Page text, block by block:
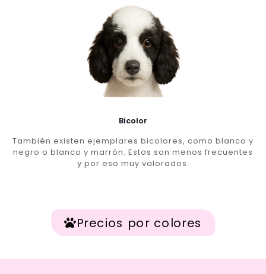
Bicolor
También existen ejemplares bicolores, como blanco y
negro o blanco y marrón. Estos son menos frecuentes
y por eso muy valorados.
Precios por colores